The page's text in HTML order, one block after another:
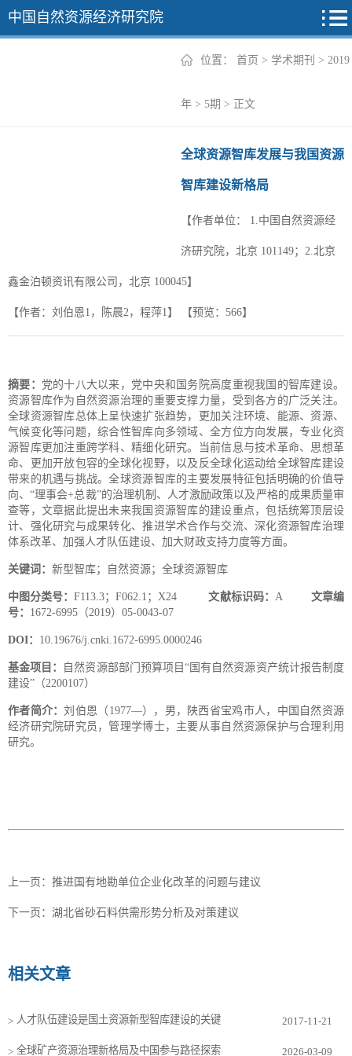
中国自然资源经济研究院
位置： 首页 > 学术期刊 > 2019
年 > 5期 > 正文
全球资源智库发展与我国资源
智库建设新格局
【作者单位： 1.中国自然资源经
济研究院，北京 101149；2.北京
鑫金泊顿资讯有限公司，北京 100045】
【作者：刘伯恩1，陈晨2，程萍1】 【预览： 566】
摘要： 党的十八大以来，党中央和国务院高度重视我国的智库建设。
资源智库作为自然资源治理的重要支撑力量，受到各方的广泛关注。
全球资源智库总体上呈快速扩张趋势，更加关注环境、能源、资源、
气候变化等问题，综合性智库向多领域、全方位方向发展，专业化资
源智库更加注重跨学科、精细化研究。当前信息与技术革命、思想革
命、更加开放包容的全球化视野，以及反全球化运动给全球智库建设
带来的机遇与挑战。全球资源智库的主要发展特征包括明确的价值导
向、“理事会+总裁”的治理机制、人才激励政策以及严格的成果质量审
查等，文章据此提出未来我国资源智库的建设重点，包括统筹顶层设
计、强化研究与成果转化、推进学术合作与交流、深化资源智库治理
体系改革、加强人才队伍建设、加大财政支持力度等方面。
关键词： 新型智库；自然资源；全球资源智库
中图分类号：F113.3；F062.1；X24 文献标识码： A 文章编
号： 1672-6995（2019）05-0043-07
DOI： 10.19676/j.cnki.1672-6995.0000246
基金项目：
自然资源部部门预算项目“国有自然资源资产统计报告制度
建设”（2200107）
作者简介：刘伯恩（1977—），男，陕西省宝鸡市人，中国自然资源
经济研究院研究员，管理学博士，主要从事自然资源保护与合理利用
研究。
上一页： 推进国有地勘单位企业化改革的问题与建议
下一页： 湖北省砂石料供需形势分析及对策建议
相关文章
> 人才队伍建设是国土资源新型智库建设的关键 2017-11-21
> 全球矿产资源治理新格局及中国参与路径探索 2026-03-09